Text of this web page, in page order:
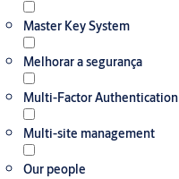
Master Key System
Melhorar a segurança
Multi-Factor Authentication
Multi-site management
Our people